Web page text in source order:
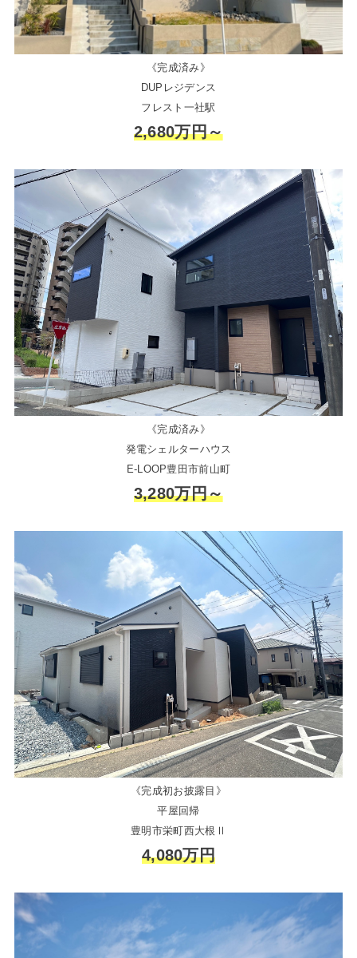
《完成済み》
DUPレジデンス
フレスト一社駅
2,680万円～
《完成済み》
発電シェルターハウス
E-LOOP豊田市前山町
3,280万円～
《完成初お披露目》
平屋回帰
豊明市栄町西大根Ⅱ
4,080万円